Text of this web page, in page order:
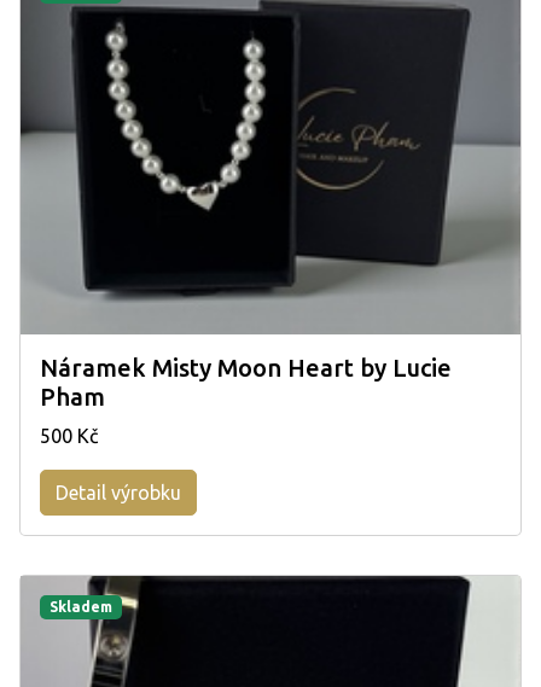
Náramek Misty Moon Heart by Lucie
Pham
500 Kč
Detail výrobku
Skladem